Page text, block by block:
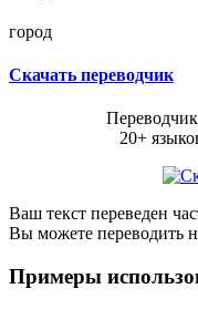
город
Скачать переводчик
20+
Ваш текст переведен
Вы можете переводить
Примеры